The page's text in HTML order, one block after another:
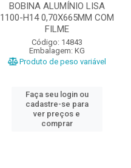
BOBINA ALUMÍNIO LISA
1100-H14 0,70X665MM COM
FILME
Código: 14843
Embalagem: KG
Produto de peso variável
Faça seu login ou
cadastre-se para
ver preços e
comprar